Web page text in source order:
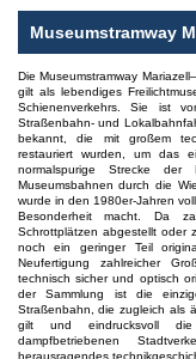
Museumstramway
Die Museumstramway
gilt als lebendiges
Schienenverkehrs. Sie ist
Straßenbahn- und
bekannt, die mit großem
restauriert wurden, um das
normalspurige Strecke der
Museumsbahnen durch die
wurde in den 1980er-Jahren
Besonderheit macht. Da
Schrottplätzen abgestellt oder
noch ein geringer Teil
Neufertigung zahlreicher
technisch sicher und optisch
der Sammlung ist die
Straßenbahn, die zugleich als
gilt und eindrucksvoll die
dampfbetriebenen
herausragendes